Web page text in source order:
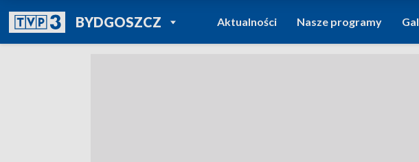
BYDGOSZCZPOWRÓT DO
TVP REGIONY
Aktualności Nasze programy